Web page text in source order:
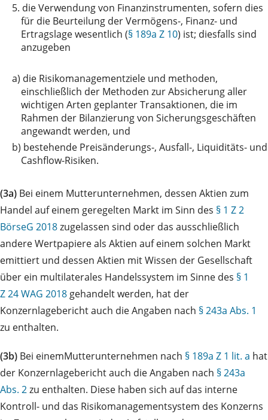
5. die Verwendung von Finanzinstrumenten, sofern dies
für die Beurteilung der Vermögens-, Finanz- und
Ertragslage wesentlich (§ 189a Z 10) ist; diesfalls sind
anzugeben
a) die Risikomanagementziele und methoden,
einschließlich der Methoden zur Absicherung aller
wichtigen Arten geplanter Transaktionen, die im
Rahmen der Bilanzierung von Sicherungsgeschäften
angewandt werden, und
b) bestehende Preisänderungs-, Ausfall-, Liquiditäts- und
Cashflow-Risiken.
(3a) Bei einem Mutterunternehmen, dessen Aktien zum
Handel auf einem geregelten Markt im Sinn des § 1 Z 2
BörseG 2018zugelassen sind oder das ausschließlich
andere Wertpapiere als Aktien auf einem solchen Markt
emittiert und dessen Aktien mit Wissen der Gesellschaft
über ein multilaterales Handelssystem im Sinne des § 1
Z 24 WAG 2018 gehandelt werden, hat der
Konzernlagebericht auch die Angaben nach § 243a Abs. 1
zu enthalten.
(3b) Bei einemMutterunternehmen nach § 189a Z 1 lit. a hat
der Konzernlagebericht auch die Angaben nach § 243a
Abs. 2zu enthalten. Diese haben sich auf das interne
Kontroll- und das Risikomanagementsystem des Konzerns